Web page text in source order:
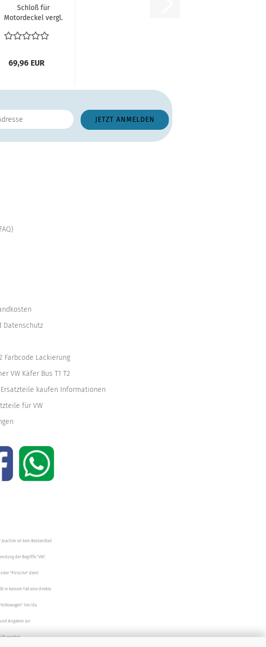
Schloß für
Motordeckel vergl.
Motordeckelschloß...
69,96 EUR
Datenschutz
Farbcode Lackierung
VW Käfer Bus T1 T2
Ersatzteile kaufen Informationen
für VW
ist kein Bestandteil
der Begriffe "VW",
oder "Porsche" dient
in keinem Fall eine direkte
her/da.
Angaben zur
worden.